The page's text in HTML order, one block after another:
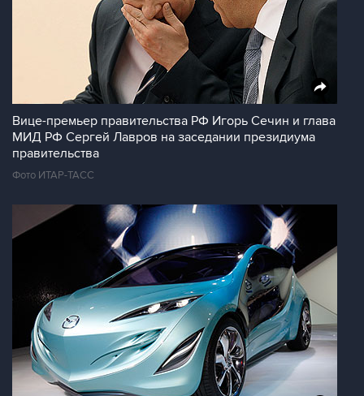
Вице-премьер правительства РФ Игорь Сечин и глава
МИД РФ Сергей Лавров на заседании президиума
правительства
Фото ИТАР-ТАСС